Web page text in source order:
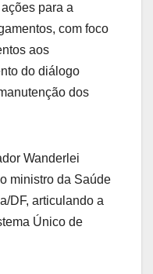
para a
com foco
aos
do diálogo
dos
Wanderlei
ministro da Saúde
DF, articulando a
Único de